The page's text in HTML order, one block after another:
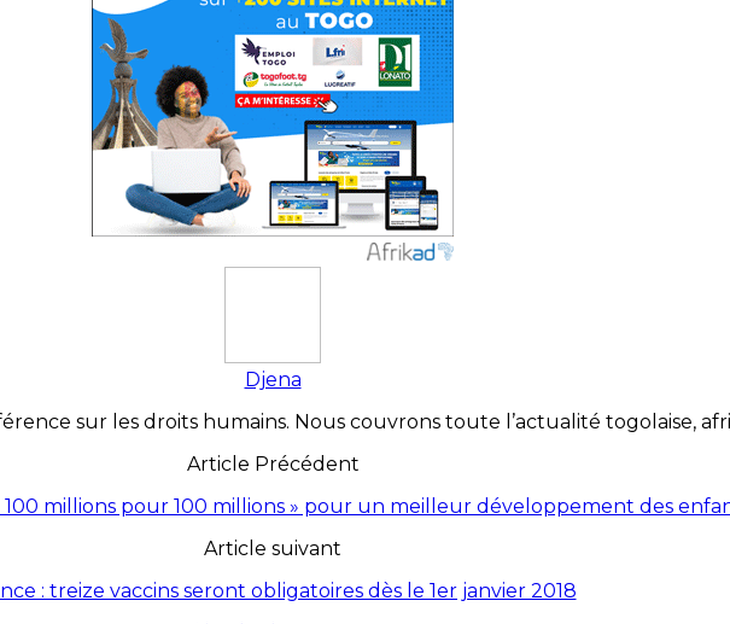
Djena
sur les droits humains. Nous couvrons toute l’actualité togolaise,
Article Précédent
100 millions pour 100 millions » pour un meilleur développement des
Article suivant
: treize vaccins seront obligatoires dès le 1er janvier 2018